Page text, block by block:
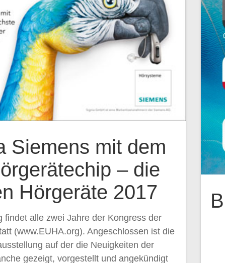
Siemens mit dem
– die
Hörgeräte 2017
findet alle zwei Jahre der Kongress der
(www.EUHA.org). Angeschlossen ist die
auf der die Neuigkeiten der
gezeigt, vorgestellt und angekündigt